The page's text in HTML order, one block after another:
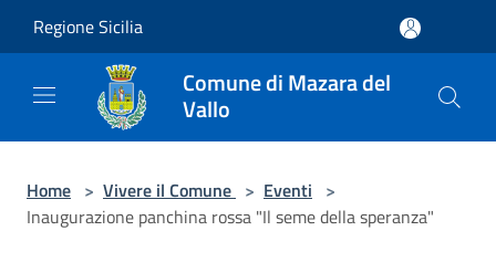
Regione Sicilia
Comune di Mazara del
Vallo
Home > Vivere il Comune > Eventi >
Inaugurazione panchina rossa "Il seme della speranza"